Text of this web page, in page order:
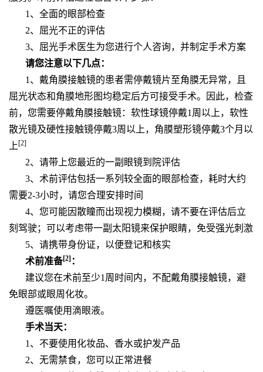
1、全面的眼部检查
2、屈光不正的评估
3、屈光手术医生为您进行个人咨询，并制定手术方案
请您注意以下几点：
1、戴角膜接触镜的患者需停戴镜片至角膜无异常，且
屈光状态和角膜地形图均稳定后方可接受手术。因此，检查
前，您需要停戴角膜接触镜：软性球镜停戴1周以上，软性
散光镜及硬性接触镜停戴3周以上，角膜塑形镜停戴3个月以
上 [2]
2、请带上您最近的一副眼镜到院评估
3、术前评估包括一系列较全面的眼部检查，耗时大约
需要2-3小时，请您合理安排时间
4、 您可能因散瞳而出现视力模糊，请不要在评估后立
刻驾驶；可以考虑带一副太阳镜来保护眼睛，免受强光刺激
5、请携带身份证，以便登记和核实
术前准备[2] ：
建议您在术前至少1周时间内，不配戴角膜接触镜，避
免眼部或眼周化妆。
遵医嘱使用滴眼液。
手术当天：
1、不要使用化妆品、香水或护发产品
2、无需禁食，您可以正常进餐